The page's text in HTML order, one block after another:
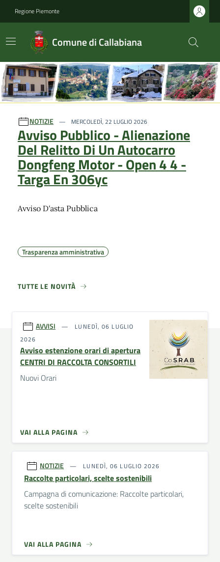
Regione Piemonte
Comune di Callabiana
Ultime notizie
NOTIZIE MERCOLEDÌ, 22 LUGLIO 2026
Avviso Pubblico - Alienazione
Del Relitto Di Un Autocarro
Dongfeng Motor - Open 4 4 -
Targa En 306yc
Avviso D'asta Pubblica
Trasparenza amministrativa
TUTTE LE NOVITÀ
AVVISI
LUNEDÌ, 06 LUGLIO
2026
Avviso estenzione orari di apertura
CENTRI DI RACCOLTA CONSORTILI
Nuovi Orari
VAI ALLA PAGINA
NOTIZIE LUNEDÌ, 06 LUGLIO 2026
Raccolte particolari, scelte sostenibili
Campagna di comunicazione: Raccolte particolari,
scelte sostenibili
VAI ALLA PAGINA